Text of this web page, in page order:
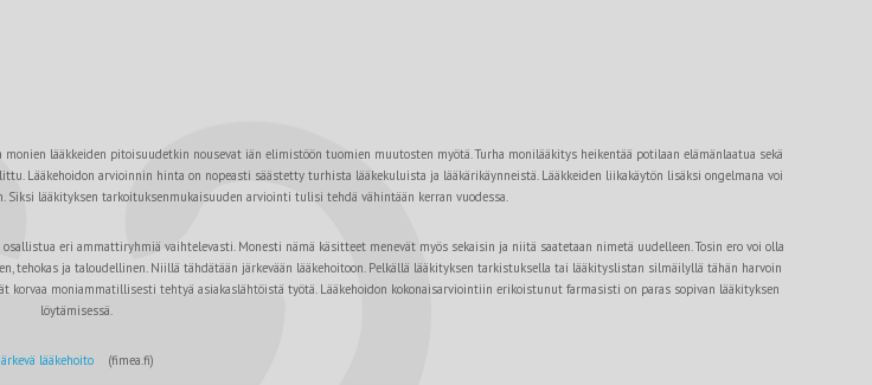
lääkkeiden pitoisuudetkin nousevat iän elimistöön tuomien muutosten myötä. Turha monilääkitys heikentää potilaan elämänlaatua sekä
Lääkehoidon arvioinnin hinta on nopeasti säästetty turhista lääkekuluista ja lääkärikäynneistä. Lääkkeiden liikakäytön lisäksi ongelmana voi
lääkityksen tarkoituksenmukaisuuden arviointi tulisi tehdä vähintään kerran vuodessa.
eri ammattiryhmiä vaihtelevasti. Monesti nämä käsitteet menevät myös sekaisin ja niitä saatetaan nimetä uudelleen. Tosin ero voi olla
tehokas ja taloudellinen. Niillä tähdätään järkevään lääkehoitoon. Pelkällä lääkityksen tarkistuksella tai lääkityslistan silmäilyllä tähän harvoin
moniammatillisesti tehtyä asiakaslähtöistä työtä. Lääkehoidon kokonaisarviointiin erikoistunut farmasisti on paras sopivan lääkityksen
löytämisessä.
lääkehoito (fimea.fi)